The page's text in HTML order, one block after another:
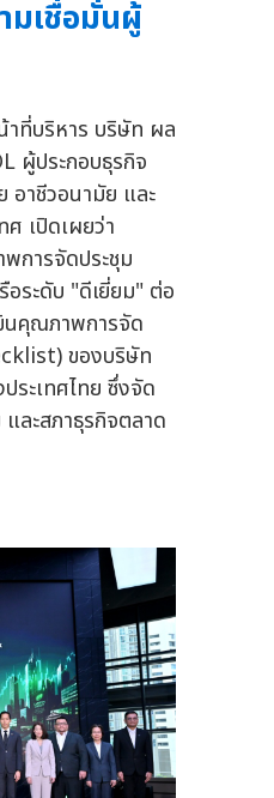
มเชื่อมั่นผู้
าที่บริหาร บริษัท ผล
ผู้ประกอบธุรกิจ
อาชีวอนามัย และ
เปิดเผยว่า
การจัดประชุม
ระดับ "ดีเยี่ยม" ต่อ
นคุณภาพการจัด
ของบริษัท
ระเทศไทย ซึ่งจัด
ละสภาธุรกิจตลาด